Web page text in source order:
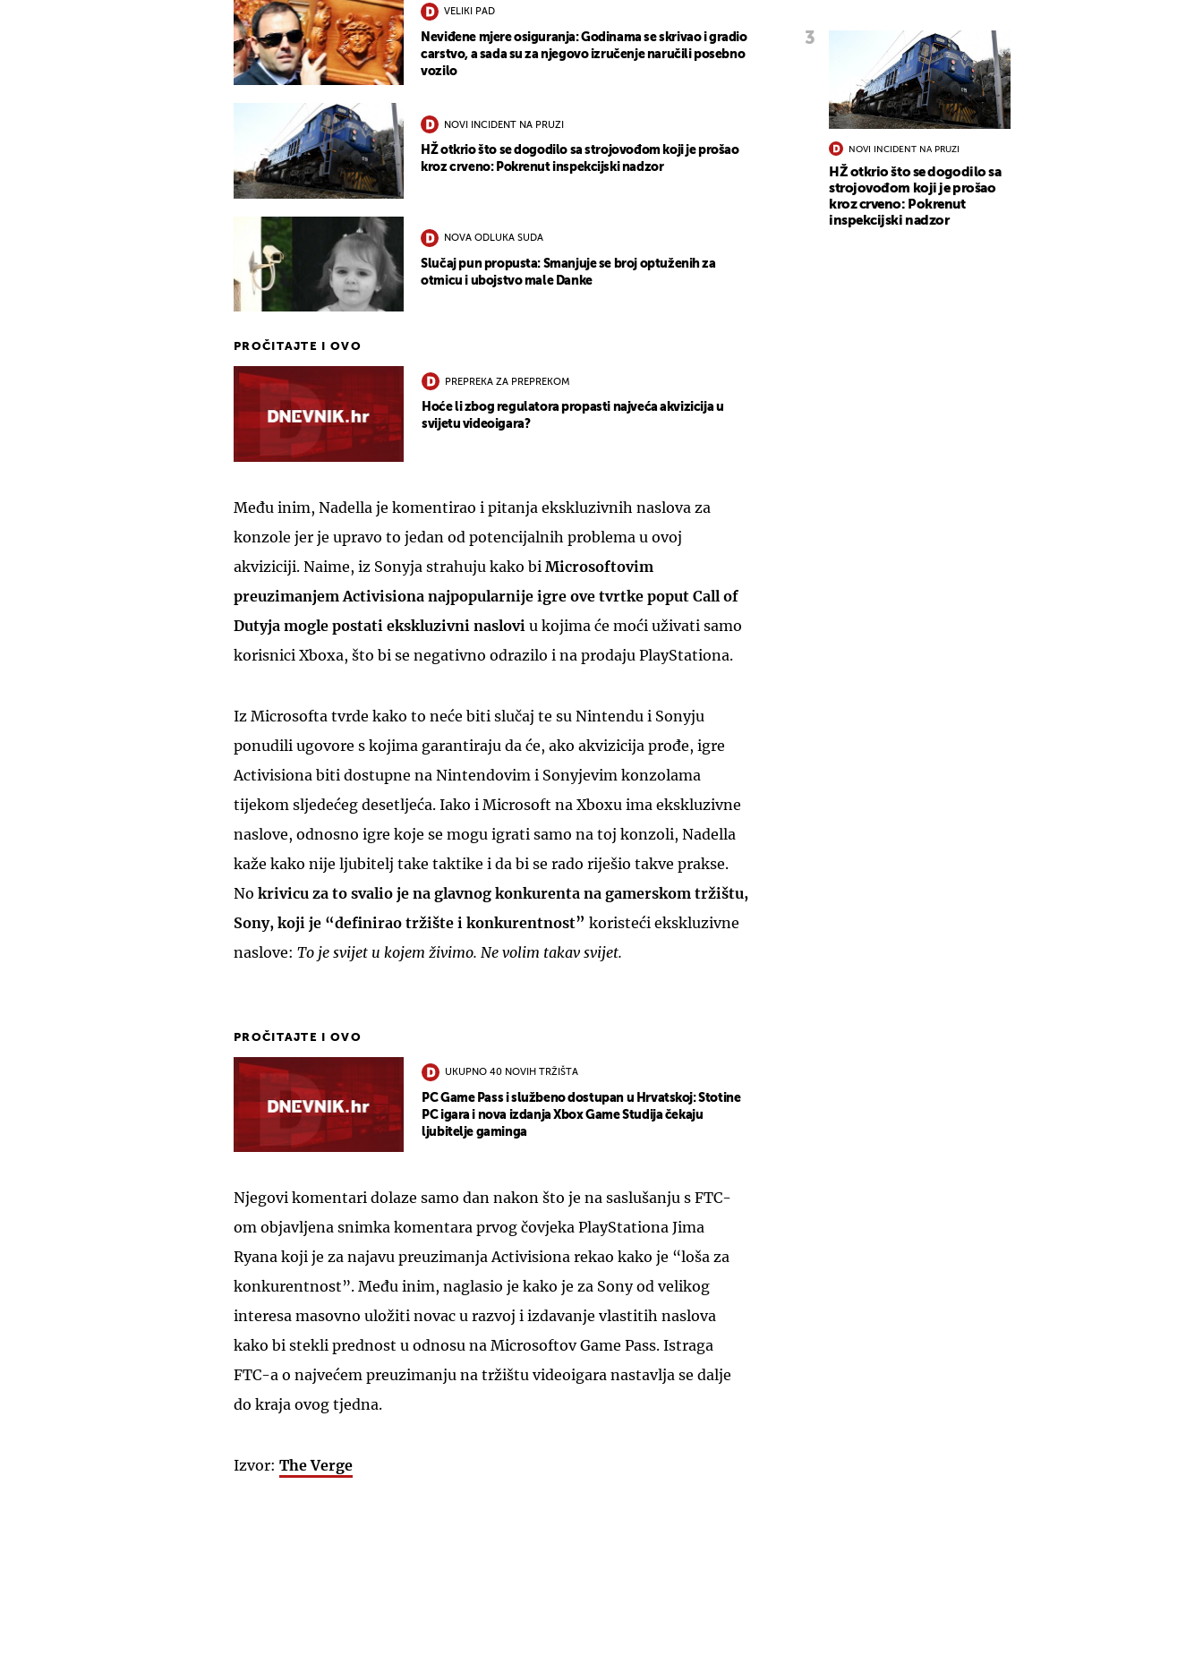
VELIKI PAD
Neviđene mjere osiguranja: Godinama se skrivao i gradio
carstvo, a sada su za njegovo izručenje naručili posebno
vozilo
NOVI INCIDENT NA PRUZI
HŽ otkrio što se dogodilo sa strojovođom koji je prošao
kroz crveno: Pokrenut inspekcijski nadzor
NOVA ODLUKA SUDA
Slučaj pun propusta: Smanjuje se broj optuženih za
otmicu i ubojstvo male Danke
PROČITAJTE I OVO
PREPREKA ZA PREPREKOM
Hoće li zbog regulatora propasti najveća akvizicija u
svijetu videoigara?
Među inim, Nadella je komentirao i pitanja ekskluzivnih naslova za
konzole jer je upravo to jedan od potencijalnih problema u ovoj
akviziciji. Naime, iz Sonyja strahuju kako bi Microsoftovim
preuzimanjem Activisiona najpopularnije igre ove tvrtke poput Call of
Dutyja mogle postati ekskluzivni naslovi u kojima će moći uživati samo
korisnici Xboxa, što bi se negativno odrazilo i na prodaju PlayStationa.
Iz Microsofta tvrde kako to neće biti slučaj te su Nintendu i Sonyju
ponudili ugovore s kojima garantiraju da će, ako akvizicija prođe, igre
Activisiona biti dostupne na Nintendovim i Sonyjevim konzolama
tijekom sljedećeg desetljeća. Iako i Microsoft na Xboxu ima ekskluzivne
naslove, odnosno igre koje se mogu igrati samo na toj konzoli, Nadella
kaže kako nije ljubitelj take taktike i da bi se rado riješio takve prakse.
No krivicu za to svalio je na glavnog konkurenta na gamerskom tržištu,
Sony, koji je “definirao tržište i konkurentnost” koristeći ekskluzivne
naslove: To je svijet u kojem živimo. Ne volim takav svijet.
PROČITAJTE I OVO
UKUPNO 40 NOVIH TRŽIŠTA
PC Game Pass i službeno dostupan u Hrvatskoj: Stotine
PC igara i nova izdanja Xbox Game Studija čekaju
ljubitelje gaminga
Njegovi komentari dolaze samo dan nakon što je na saslušanju s FTC-
om objavljena snimka komentara prvog čovjeka PlayStationa Jima
Ryana koji je za najavu preuzimanja Activisiona rekao kako je “loša za
konkurentnost”. Među inim, naglasio je kako je za Sony od velikog
interesa masovno uložiti novac u razvoj i izdavanje vlastitih naslova
kako bi stekli prednost u odnosu na Microsoftov Game Pass. Istraga
FTC-a o najvećem preuzimanju na tržištu videoigara nastavlja se dalje
do kraja ovog tjedna.
Izvor: The Verge
NOVI INCIDENT NA PRUZI
HŽ otkrio što se dogodilo sa
strojovođom koji je prošao
kroz crveno: Pokrenut
inspekcijski nadzor
UKLJUČITE NOTIFIKACIJE